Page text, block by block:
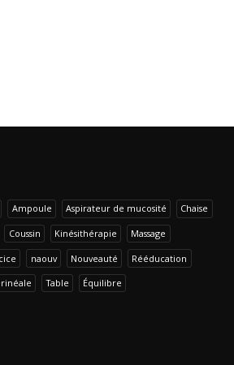
Ampoule Aspirateur de mucosité Chaise
Coussin Kinésithérapie Massage
naouv Nouveauté Rééducation
Table Équilibre